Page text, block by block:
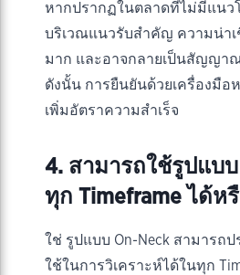
หากปรากฏในตลาดที่ไม่มีแนว
บริเวณแนวรับสำคัญ ความน่าเ
มาก และอาจกลายเป็นสัญญา
ดังนั้น การยืนยันด้วยเครื่องมือ
เพิ่มอัตราความสำเร็จ
4. สามารถใช้รูปแบบ
ทุก Timeframe ได้ห
ใช่ รูปแบบ On-Neck สามารถ
ใช้ในการวิเคราะห์ได้ในทุก